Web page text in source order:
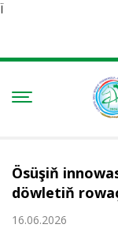
Ï
Ösüşiň
döwletiň
16.06.2026